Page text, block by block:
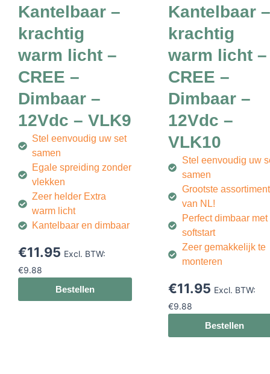
Kantelbaar –
krachtig
warm licht –
CREE –
Dimbaar –
12Vdc – VLK9
Stel eenvoudig uw set
samen
Egale spreiding zonder
vlekken
Zeer helder Extra
warm licht
Kantelbaar en dimbaar
€11.95 Excl. BTW:
€9.88
Bestellen
Kantelbaar –
krachtig
warm licht –
CREE –
Dimbaar –
12Vdc –
VLK10
Stel eenvoudig uw
samen
Grootste assortiment
van NL!
Perfect dimbaar met
softstart
Zeer gemakkelijk te
monteren
€11.95 Excl. BTW:
€9.88
Bestellen